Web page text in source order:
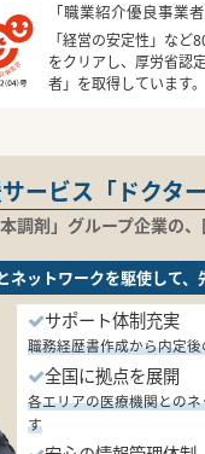
「職業紹介優良事業
「経営の安定性」など
をクリアし、厚労省認
者」を取得しています。
ービス「ドクタ
調剤」グループ企業の
ネットワークを駆使して、
サポート体制充実
職務経歴書作成から内定
全国に拠点を展開
各エリアの医療機関との
す